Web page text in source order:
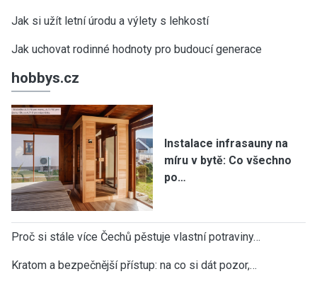
Jak si užít letní úrodu a výlety s lehkostí
Jak uchovat rodinné hodnoty pro budoucí generace
hobbys.cz
Instalace infrasauny na
míru v bytě: Co všechno
po…
Proč si stále více Čechů pěstuje vlastní potraviny…
Kratom a bezpečnější přístup: na co si dát pozor,…